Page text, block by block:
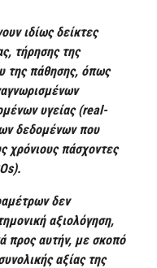
ιδίως δείκτες
τήρησης της
της πάθησης, όπως
υγείας (real-
δεδομένων που
χρόνιους πάσχοντες
δεν
αξιολόγηση,
προς αυτήν, με σκοπό
αξίας της